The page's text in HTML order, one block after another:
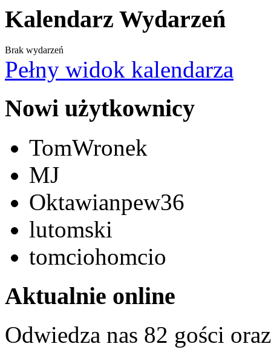
Kalendarz Wydarzeń
Brak wydarzeń
Pełny widok kalendarza
Nowi użytkownicy
TomWronek
MJ
Oktawianpew36
lutomski
tomciohomcio
Aktualnie online
Odwiedza nas 82 gości